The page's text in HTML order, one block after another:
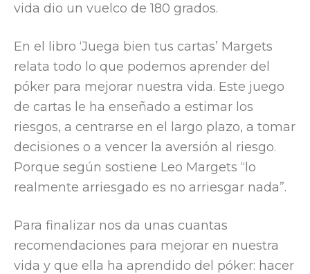
vida dio un vuelco de 180 grados.
En el libro ‘Juega bien tus cartas’ Margets
relata todo lo que podemos aprender del
póker para mejorar nuestra vida. Este juego
de cartas le ha enseñado a estimar los
riesgos, a centrarse en el largo plazo, a tomar
decisiones o a vencer la aversión al riesgo.
Porque según sostiene Leo Margets “lo
realmente arriesgado es no arriesgar nada”.
Para finalizar nos da unas cuantas
recomendaciones para mejorar en nuestra
vida y que ella ha aprendido del póker: hacer